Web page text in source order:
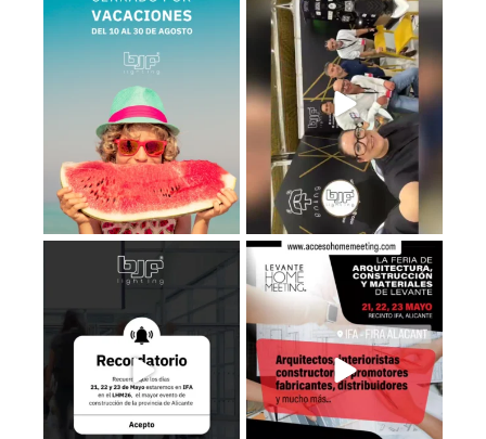
BJF Lighting permanecerá
𝗰𝗲𝗿𝗿𝗮𝗱𝗼 𝗽𝗼𝗿...
2
Estamos en el Levante Home
Meeting ¡Te esperamos!...
39 5
Recuerda que los días 𝟮𝟭, 𝟮𝟮 𝘆
3 0
Estaremos en el LHM26, consigue
tu entrada ...
3 0